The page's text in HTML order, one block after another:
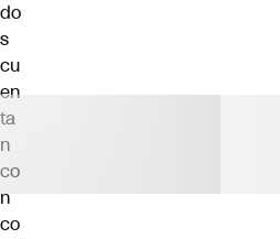
do
s
cu
en
ta
n
co
n
co